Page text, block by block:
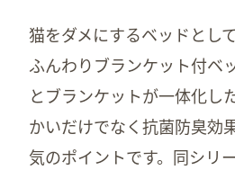
猫をダメにするベッドとし
ふんわりブランケット付ベ
とブランケットが一体化し
かいだけでなく抗菌防臭効
気のポイントです。同シリ